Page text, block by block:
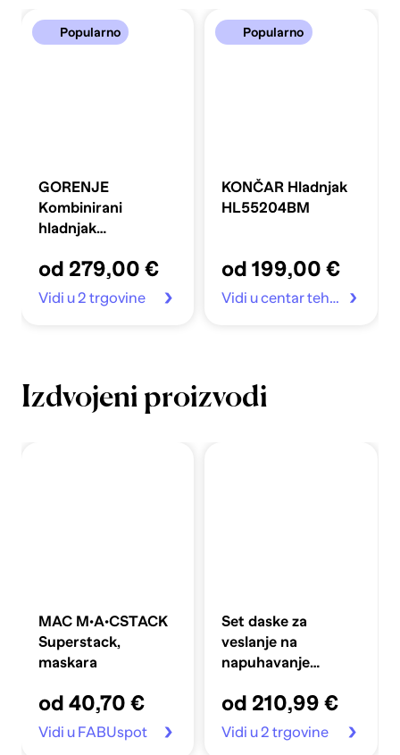
Popularno
GORENJE
Kombinirani
hladnjak
od 279,00 €
Vidi u 2 trgovine
Popularno
KONČAR Hladnjak
HL55204BM
od 199,00 €
Vidi u centar tehnike
Izdvojeni proizvodi
MAC M·A·CSTACK
Superstack,
maskara
od 40,70 €
Vidi u FABUspot
Set daske za
veslanje na
napuhavanje
plavi
od 210,99 €
Vidi u 2 trgovine